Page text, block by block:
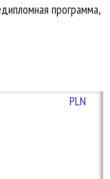
программа,
PLN